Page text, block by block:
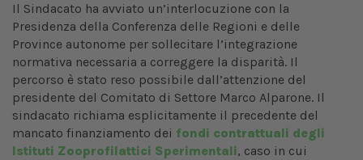
Il Sindacato ha avviato un’interlocuzione con la
Presidenza della Conferenza delle Regioni e delle
Province autonome per sollecitare l’integrazione
normativa necessaria a correggere la disparità. Il
percorso è stato reso possibile dall’attenzione del
presidente del Comitato di Settore Marco Alparone. Il
sindacato richiama esplicitamente il precedente del
mancato finanziamento dei fondi contrattuali degli
Istituti Zooprofilattici Sperimentali, caso in cui